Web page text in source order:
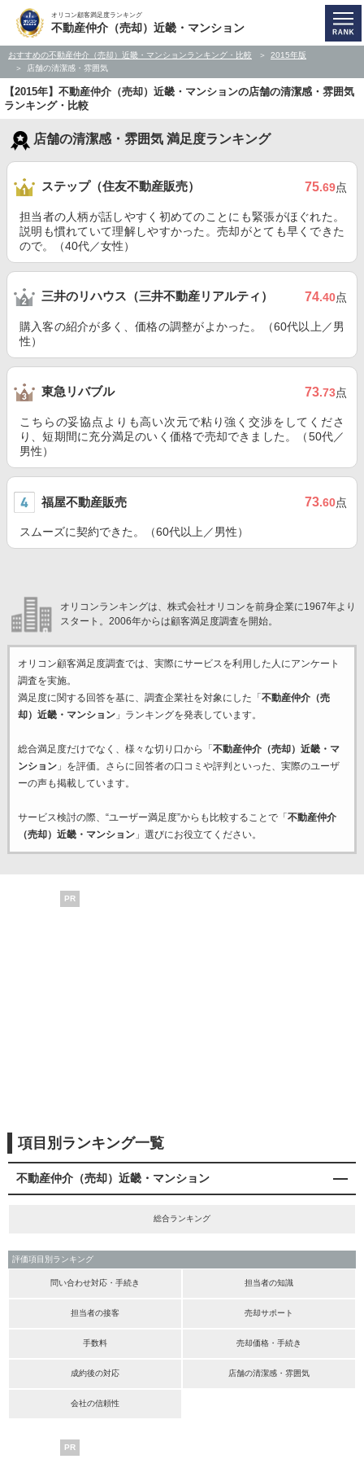
オリコン顧客満足度ランキング
不動産仲介（売却）近畿・マンション
おすすめの不動産仲介（売却）近畿・マンションランキング・比較
2015年版
店舗の清潔感・雰囲気
【2015年】不動産仲介（売却）近畿・マンションの店舗の清潔感・雰囲気
ランキング・比較
店舗の清潔感・雰囲気 満足度ランキング
ステップ（住友不動産販売） 75.69点
担当者の人柄が話しやすく初めてのことにも緊張がほぐれた。
説明も慣れていて理解しやすかった。売却がとても早くできた
ので。（40代／女性）
三井のリハウス（三井不動産リアルティ） 74.40点
購入客の紹介が多く、価格の調整がよかった。（60代以上／男
性）
東急リバブル 73.73点
こちらの妥協点よりも高い次元で粘り強く交渉をしてくださ
り、短期間に充分満足のいく価格で売却できました。（50代／
男性）
福屋不動産販売 73.60点
スムーズに契約できた。（60代以上／男性）
オリコンランキングは、株式会社オリコンを前身企業に1967年より
スタート。2006年からは顧客満足度調査を開始。
オリコン顧客満足度調査では、実際にサービスを利用した 人にアンケート
調査を実施。
満足度に関する回答を基に、調査企業社を対象にした「 不動産仲介（売
却）近畿・マンション」ランキングを発表しています。
総合満足度だけでなく、様々な切り口から「 不動産仲介（売却）近畿・マ
ンション」を評価。さらに回答者の口コミや評判といった、実際のユーザ
ーの声も掲載しています。
サービス検討の際、“ユーザー満足度”からも比較することで「 不動産仲介
（売却）近畿・マンション」選びにお役立てください。
PR
項目別ランキング一覧
不動産仲介（売却）近畿・マンション
総合ランキング
評価項目別ランキング
問い合わせ対応・手続き 担当者の知識
担当者の接客 売却サポート
手数料 売却価格・手続き
成約後の対応 店舗の清潔感・雰囲気
会社の信頼性
PR